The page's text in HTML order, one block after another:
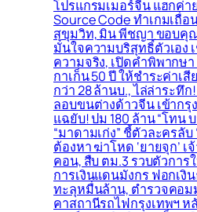
โปรแกรมเมอร์จีน แฮกค่า
Source Code ทำเกมเถื่
สุขุมวิท, มิน พีชญา ขอบคุ
มั่นใจความบริสุทธิ์ตัวเอง
ความจริง, เปิดคำพิพากษ
กาเก็น 50 ปี ให้ชำระค่าเ
กว่า 28 ล้านบ., ไล่ล่าระทึ
ลอบขนต่างด้าวจีน เข้ากรุ
แฉยับ! ปม 180 ล้าน “โทน
“มาดามเก่ง” ชี้ตัวละครลับ
ต้องหา ฆ่าโหด ‘ยายจุก’ เ
คอน, สืบ ตม.3 รวบตัวการ
การเงินแดนมังกร ฟอกเงิ
ทะลุหมื่นล้าน, ตำรวจคอม
คาสถานีรถไฟกรุงเทพฯ